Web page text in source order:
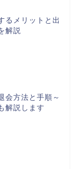
るメリットと出
解説
会方法と手順～
解説します